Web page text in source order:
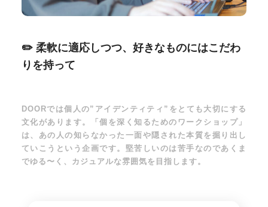
柔軟に適応しつつ、好きなものにはこだわ
りを持って
DOORでは個人の”アイデンティティ”をとても大切にする
文化があります。「個を深く知るためのワークショップ」
は、あの人の知らなかった一面や隠された本質を掘り出し
ていこうという企画です。堅苦しいのは苦手なのであくま
でゆる〜く、カジュアルな雰囲気を目指します。